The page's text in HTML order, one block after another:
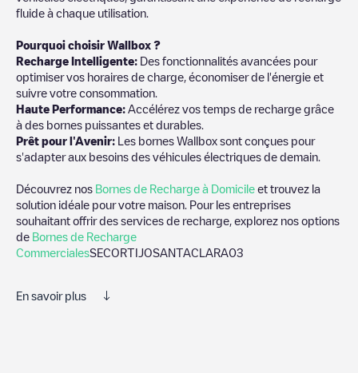
fluide à chaque utilisation.
Pourquoi choisir Wallbox ?
Recharge Intelligente: Des fonctionnalités avancées pour
optimiser vos horaires de charge, économiser de l'énergie et
suivre votre consommation.
Haute Performance: Accélérez vos temps de recharge grâce
à des bornes puissantes et durables.
Prêt pour l'Avenir: Les bornes Wallbox sont conçues pour
s'adapter aux besoins des véhicules électriques de demain.
Découvrez nos Bornes de Recharge à Domicile et trouvez la
solution idéale pour votre maison. Pour les entreprises
souhaitant offrir des services de recharge, explorez nos options
de Bornes de Recharge
CommercialesSECORTIJOSANTACLARA03
En savoir plus